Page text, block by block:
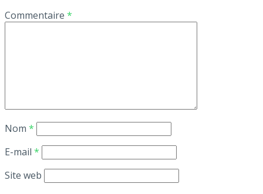
Commentaire *
Nom *
E-mail *
Site web